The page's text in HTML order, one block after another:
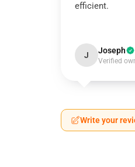
efficient.
J Joseph
Verified
Write your